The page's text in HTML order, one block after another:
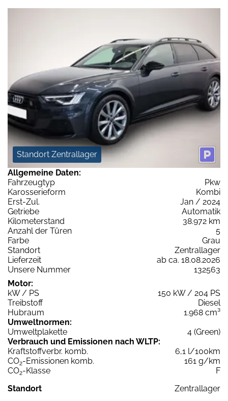
Standort Zentrallager
Allgemeine Daten:
Fahrzeugtyp
Pkw
Karosserieform
Kombi
Erst-Zul.
Jan / 2024
Getriebe
Automatik
Kilometerstand
38.972 km
Anzahl der Türen
5
Farbe
Grau
Standort
Zentrallager
Lieferzeit
ab ca. 18.08.2026
Unsere Nummer
132563
Motor:
kW / PS
150 kW / 204 PS
Treibstoff
Diesel
Hubraum
1.968 cm³
Umweltnormen:
Umweltplakette
4 (Green)
Verbrauch und Emissionen nach WLTP:
Kraftstoffverbr. komb.
6,1 l/100km
CO2-Emissionen komb.
161 g/km
CO2-Klasse
F
Standort
Zentrallager